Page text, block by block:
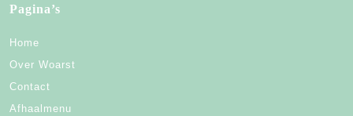
Pagina’s
Home
Over Woarst
Contact
Afhaalmenu